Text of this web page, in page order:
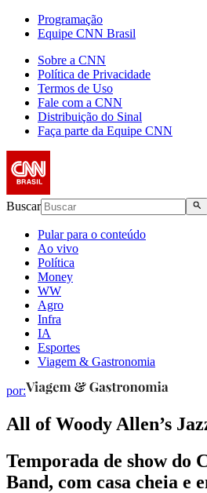
Programação
Equipe CNN Brasil
Sobre a CNN
Política de Privacidade
Termos de Uso
Fale com a CNN
Distribuição do Sinal
Faça parte da Equipe CNN
Buscar
Pular para o conteúdo
Ao vivo
Política
Money
WW
Agro
Infra
IA
Esportes
Viagem & Gastronomia
por:
All of Woody Allen’s
Temporada de show do
Band, com casa cheia e